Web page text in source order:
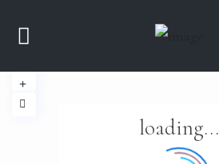
loading...